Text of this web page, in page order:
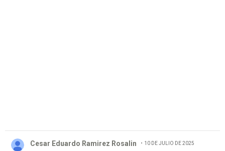
Cesar Eduardo Ramirez Rosalin 10 DE JULIO DE 2025